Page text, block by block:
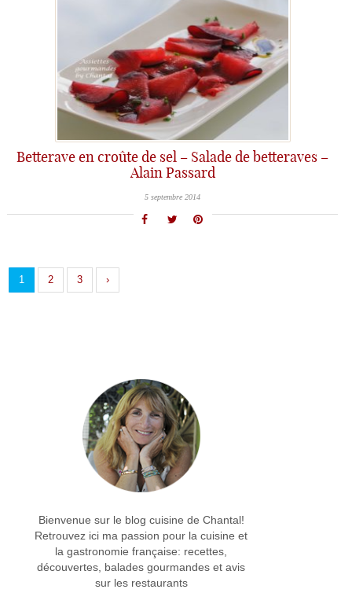
Betterave en croûte de sel – Salade de betteraves –
Alain Passard
5 septembre 2014
1 2 3 ›
Bienvenue sur le blog cuisine de Chantal!
Retrouvez ici ma passion pour la cuisine et
la gastronomie française: recettes,
découvertes, balades gourmandes et avis
sur les restaurants